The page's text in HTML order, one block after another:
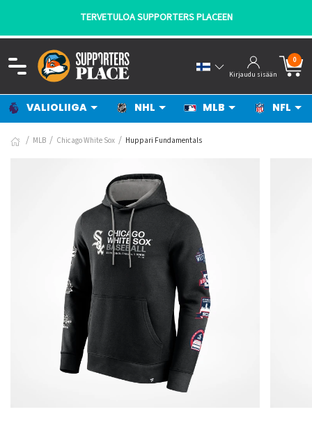
TERVETULOA SUPPORTERS PLACEEN
Kirjaudu sisään
0
VALIOLIIGA NHL MLB NFL
MLB Chicago White Sox Huppari Fundamentals